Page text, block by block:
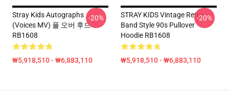
Stray Kids Autographs
(Voices MV) 풀 오버 후드
RB1608
₩5,918,510 - ₩6,883,110
-20%
STRAY KIDS Vintage Retro
Band Style 90s Pullover
Hoodie RB1608
₩5,918,510 - ₩6,883,110
-20%